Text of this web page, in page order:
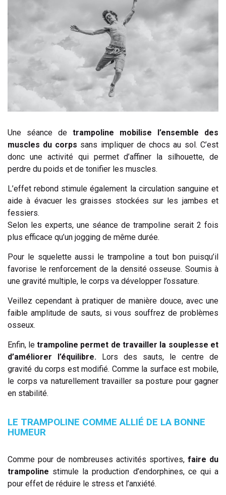
Une séance de trampoline mobilise l’ensemble des
muscles du corps sans impliquer de chocs au sol. C’est
donc une activité qui permet d’affiner la silhouette, de
perdre du poids et de tonifier les muscles.
L’effet rebond stimule également la circulation sanguine et
aide à évacuer les graisses stockées sur les jambes et
fessiers.
Selon les experts, une séance de trampoline serait 2 fois
plus efficace qu’un jogging de même durée.
Pour le squelette aussi le trampoline a tout bon puisqu’il
favorise le renforcement de la densité osseuse. Soumis à
une gravité multiple, le corps va développer l’ossature.
Veillez cependant à pratiquer de manière douce, avec une
faible amplitude de sauts, si vous souffrez de problèmes
osseux.
Enfin, le trampoline permet de travailler la souplesse et
d’améliorer l’équilibre. Lors des sauts, le centre de
gravité du corps est modifié. Comme la surface est mobile,
le corps va naturellement travailler sa posture pour gagner
en stabilité.
LE TRAMPOLINE COMME ALLIÉ DE LA BONNE
HUMEUR
Comme pour de nombreuses activités sportives, faire du
trampoline stimule la production d’endorphines, ce qui a
pour effet de réduire le stress et l’anxiété.